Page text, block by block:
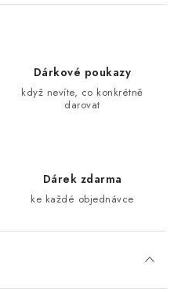
Dárkové poukazy
když nevíte, co konkrétně
darovat
Dárek zdarma
ke každé objednávce